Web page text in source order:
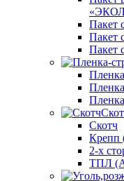
Пакет
Пакет
Пакет
Скотч
Крепп
2-х
ТПЛ